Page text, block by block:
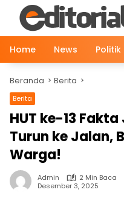
Langsung
konten
Home
News Politik
Beranda Berita
Berita
HUT ke-13
Turun ke Jalan,
Warga!
Admin
2 Min Baca
Desember 3, 2025